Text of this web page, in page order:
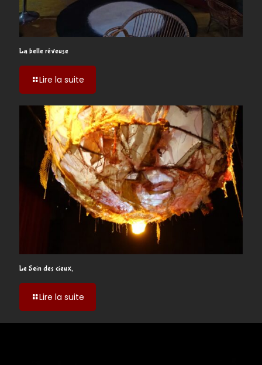
La belle rêveuse
Lire la suite
belle
rêveuse
Le Sein des cieux,
Lire la suite
des